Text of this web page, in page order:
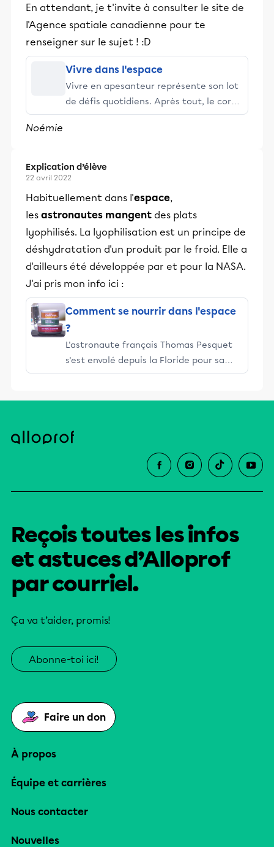
En attendant, je t'invite à consulter le site de
l'Agence spatiale canadienne pour te
renseigner sur le sujet ! :D
Vivre dans l'espace
Vivre en apesanteur représente son lot
de défis quotidiens. Après tout, le corps
humain est conçu pour fonctionner sous
Noémie
Explication d’élève
22 avril 2022
Habituellement dans l'espace,
les astronautes mangent des plats
lyophilisés. La lyophilisation est un principe de
déshydratation d'un produit par le froid. Elle a
d'ailleurs été développée par et pour la NASA.
J'ai pris mon info ici :
Comment se nourrir dans l'espace
?
L'astronaute français Thomas Pesquet
s'est envolé depuis la Floride pour sa
2ème mission à bord de la Station
Haumont car la préparation des
plats dans l'espace répond à des
exigences bien précises.
Reçois toutes les infos
et astuces d’Alloprof
par courriel.
Ça va t’aider, promis!
Abonne-toi ici!
Faire un don
À propos
Équipe et carrières
Nous contacter
Nouvelles